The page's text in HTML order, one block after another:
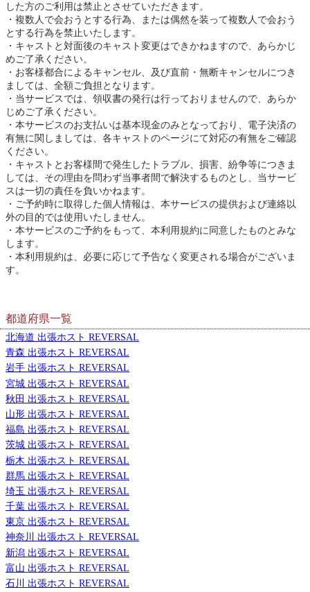
した方のご利用は禁止とさせていただきます。
複数人で会おうとする行為、または偶然を装って複数人で会おう
とする行為を禁止いたします。
キャストと対面後のキャスト変更はできかねますので、あらかじ
めご了承ください。
お客様都合によるキャンセル、及び直前・無断キャンセルにつき
ましては、全額ご負担となります。
当サービスでは、領収書の発行は行っておりませんので、あらか
じめご了承ください。
本サービスのお支払いは基本現金のみとなっており、電子決済の
有無に関しましては、各キャストのページにて対応の有無をご確認
ください。
キャストとお客様間で発生したトラブル、損害、紛争等につきま
しては、その理由を問わず当事者間で解決するものとし、当サービ
スは一切の責任を負いかねます。
ご予約時に取得した個人情報は、本サービスの提供および連絡以
外の目的では使用いたしません。
本サービスのご予約をもって、本利用規約に同意したものとみな
します。
本利用規約は、必要に応じて予告なく変更される場合がございま
す。
都道府県一覧
北海道 出張ホスト REVERSAL
青森 出張ホスト REVERSAL
岩手 出張ホスト REVERSAL
宮城 出張ホスト REVERSAL
秋田 出張ホスト REVERSAL
山形 出張ホスト REVERSAL
福島 出張ホスト REVERSAL
茨城 出張ホスト REVERSAL
栃木 出張ホスト REVERSAL
群馬 出張ホスト REVERSAL
埼玉 出張ホスト REVERSAL
千葉 出張ホスト REVERSAL
東京 出張ホスト REVERSAL
神奈川 出張ホスト REVERSAL
新潟 出張ホスト REVERSAL
富山 出張ホスト REVERSAL
石川 出張ホスト REVERSAL